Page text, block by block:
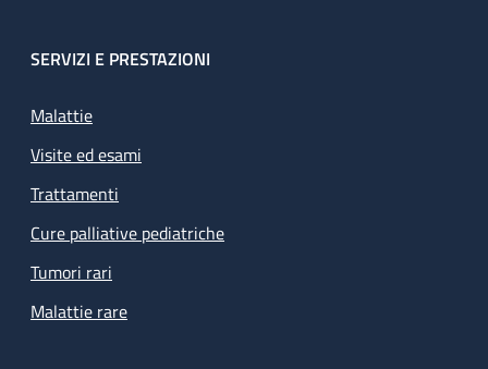
SERVIZI E PRESTAZIONI
Malattie
Visite ed esami
Trattamenti
Cure palliative pediatriche
Tumori rari
Malattie rare